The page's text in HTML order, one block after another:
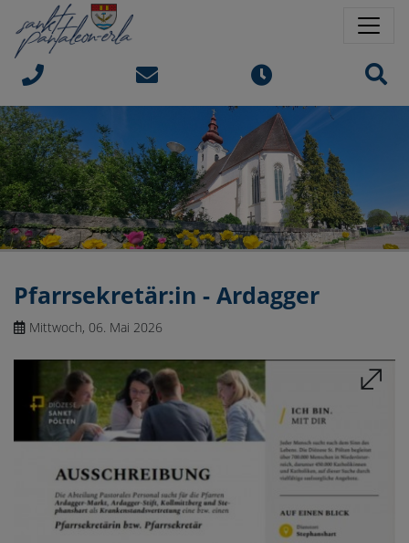
Sprungmarken
Springe direkt zu:
Pfarrsekretär:in - Ardagger
Mittwoch, 06. Mai 2026